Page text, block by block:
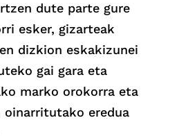
dute parte gure
esker, gizarteak
dizkion eskakizunei
gai gara eta
marko orokorra eta
eredua